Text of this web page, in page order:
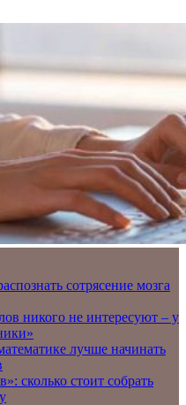
сотрясение мозга
никого не интересуют – у
лучше начинать
сколько стоит собрать